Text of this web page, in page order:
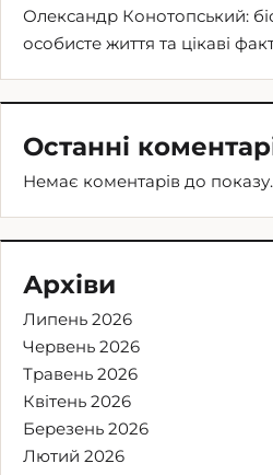
Олександр Конотопський:
особисте життя та цікаві
Останні
Немає коментарів до показу.
Архіви
Липень 2026
Червень 2026
Травень 2026
Квітень 2026
Березень 2026
Лютий 2026